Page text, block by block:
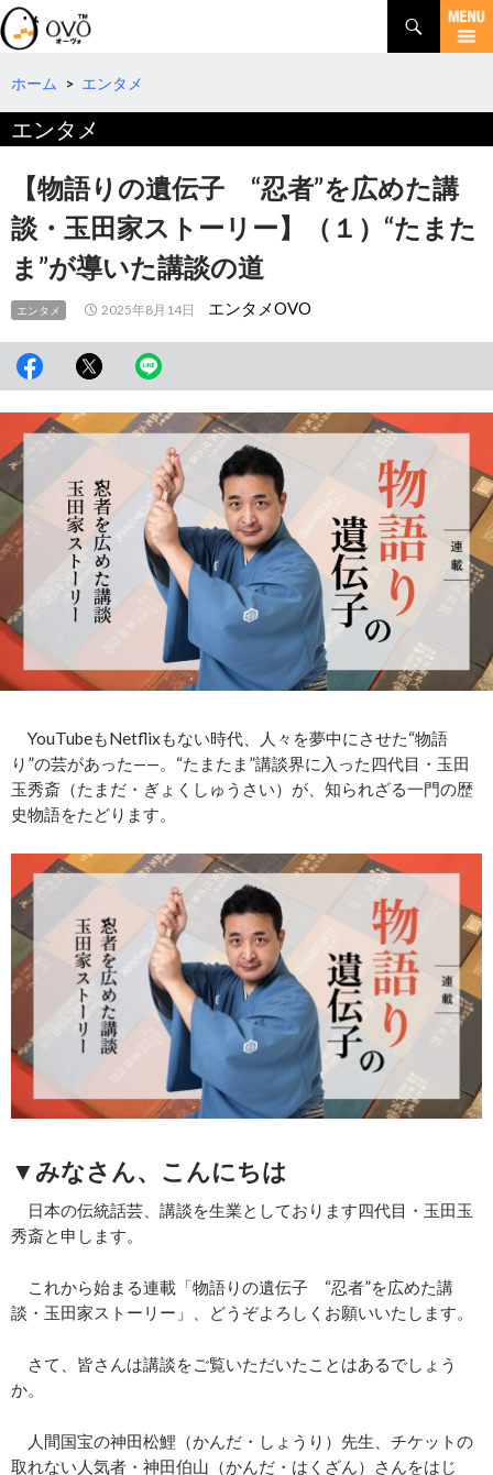
検
索
コ
テ
へ
ホーム > エンタメ
エンタメ
【物語りの遺伝子 “忍者”を広めた講
談・玉田家ストーリー】（１）“たまた
ま”が導いた講談の道
エンタメ 2025年8月14日 エンタメOVO
YouTubeもNetflixもない時代、人々を夢中にさせた“物語
り”の芸があった——。“たまたま”講談界に入った四代目・玉田
玉秀斎（たまだ・ぎょくしゅうさい）が、知られざる一門の歴
史物語をたどります。
▼みなさん、こんにちは
日本の伝統話芸、講談を生業としております四代目・玉田玉
秀斎と申します。
これから始まる連載「物語りの遺伝子 “忍者”を広めた講
談・玉田家ストーリー」、どうぞよろしくお願いいたします。
さて、皆さんは講談をご覧いただいたことはあるでしょう
か。
人間国宝の神田松鯉（かんだ・しょうり）先生、チケットの
取れない人気者・神田伯山（かんだ・はくざん）さんをはじ